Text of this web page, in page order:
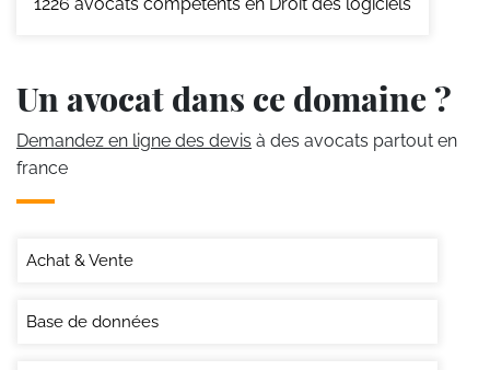
Un avocat dans ce domaine ?
Demandez en ligne des devis à des avocats partout en
france
Achat & Vente
Base de données